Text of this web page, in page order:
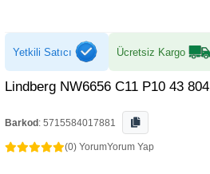
Yetkili Satıcı Ücretsiz Kargo
Lindberg NW6656 C11 P10 43 804
Barkod : 5715584017881
(0) YorumYorum Yap